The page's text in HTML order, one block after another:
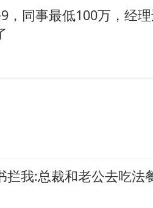
，同事最低100万，经
拦我:总裁和老公去吃法